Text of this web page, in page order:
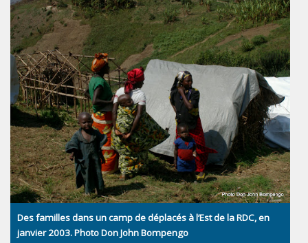
Des familles dans un camp de déplacés à l’Est de la RDC, en
janvier 2003. Photo Don John Bompengo